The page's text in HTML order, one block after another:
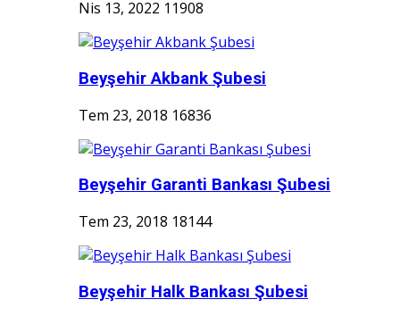
Nis 13, 2022 11908
Beyşehir Akbank Şubesi
Tem 23, 2018 16836
Beyşehir Garanti Bankası Şubesi
Tem 23, 2018 18144
Beyşehir Halk Bankası Şubesi